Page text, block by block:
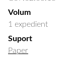
Volum
1 expedient
Suport
Paper